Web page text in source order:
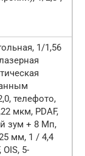
1/1,56
телефото,
мкм, PDAF,
зум + 8 Мп,
мм, 1 / 4,4
5-